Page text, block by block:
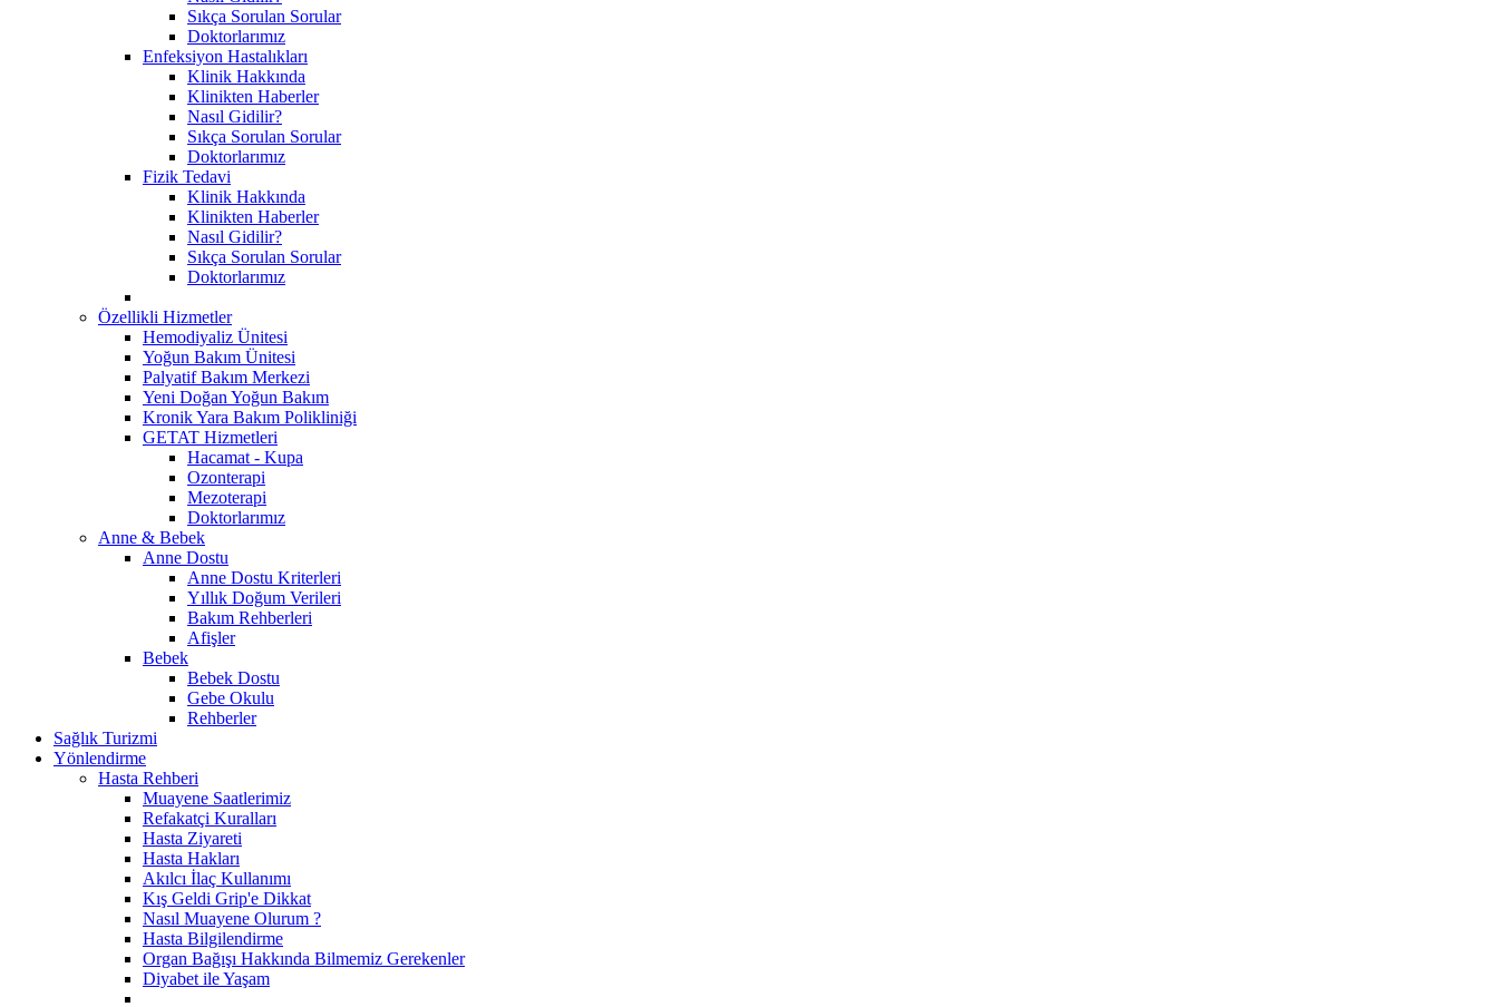
Sıkça Sorulan Sorular
Doktorlarımız
Enfeksiyon Hastalıkları
Klinik Hakkında
Klinikten Haberler
Nasıl Gidilir?
Sıkça Sorulan Sorular
Doktorlarımız
Fizik Tedavi
Klinik Hakkında
Klinikten Haberler
Nasıl Gidilir?
Sıkça Sorulan Sorular
Doktorlarımız
Özellikli Hizmetler
Hemodiyaliz Ünitesi
Yoğun Bakım Ünitesi
Palyatif Bakım Merkezi
Yeni Doğan Yoğun Bakım
Kronik Yara Bakım Polikliniği
GETAT Hizmetleri
Hacamat - Kupa
Ozonterapi
Mezoterapi
Doktorlarımız
Anne & Bebek
Anne Dostu
Anne Dostu Kriterleri
Yıllık Doğum Verileri
Bakım Rehberleri
Afişler
Bebek
Bebek Dostu
Gebe Okulu
Rehberler
Sağlık Turizmi
Yönlendirme
Hasta Rehberi
Muayene Saatlerimiz
Refakatçi Kuralları
Hasta Ziyareti
Hasta Hakları
Akılcı İlaç Kullanımı
Kış Geldi Grip'e Dikkat
Nasıl Muayene Olurum ?
Hasta Bilgilendirme
Organ Bağışı Hakkında Bilmemiz Gerekenler
Diyabet ile Yaşam